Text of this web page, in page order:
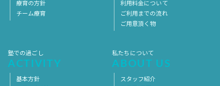
療育の方針
チーム療育
利用料金について
ご利用までの流れ
ご用意頂く物
塾での過ごし
ACTIVITY
基本方針
私たちについて
ABOUT US
スタッフ紹介